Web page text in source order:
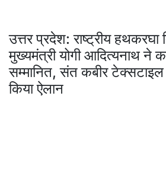
उत्तर प्रदेश: राष्ट्रीय
मुख्यमंत्री योगी आदित्यनाथ ने
सम्मानित, संत कबीर टेक्सटाइल
किया ऐलान